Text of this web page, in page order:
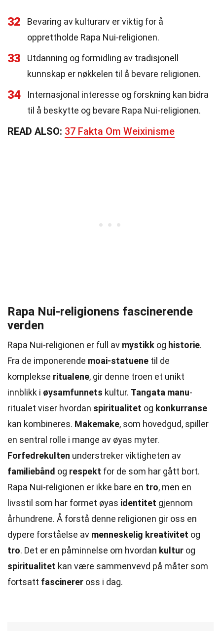
32
Bevaring av kulturarv er viktig for å
opprettholde Rapa Nui-religionen.
33
Utdanning og formidling av tradisjonell
kunnskap er nøkkelen til å bevare religionen.
34
Internasjonal interesse og forskning kan bidra
til å beskytte og bevare Rapa Nui-religionen.
READ ALSO: 37 Fakta Om Weixinisme
Rapa Nui-religionens fascinerende
verden
Rapa Nui-religionen er full av mystikk og historie.
Fra de imponerende moai-statuene til de
komplekse ritualene, gir denne troen et unikt
innblikk i øysamfunnets kultur. Tangata manu-
ritualet viser hvordan spiritualitet og konkurranse
kan kombineres. Makemake, som hovedgud, spiller
en sentral rolle i mange av øyas myter.
Forfedrekulten understreker viktigheten av
familiebånd og respekt for de som har gått bort.
Rapa Nui-religionen er ikke bare en tro, men en
livsstil som har formet øyas identitet gjennom
århundrene. Å forstå denne religionen gir oss en
dypere forståelse av menneskelig kreativitet og
tro. Det er en påminnelse om hvordan kultur og
spiritualitet kan være sammenvevd på måter som
fortsatt fascinerer oss i dag.